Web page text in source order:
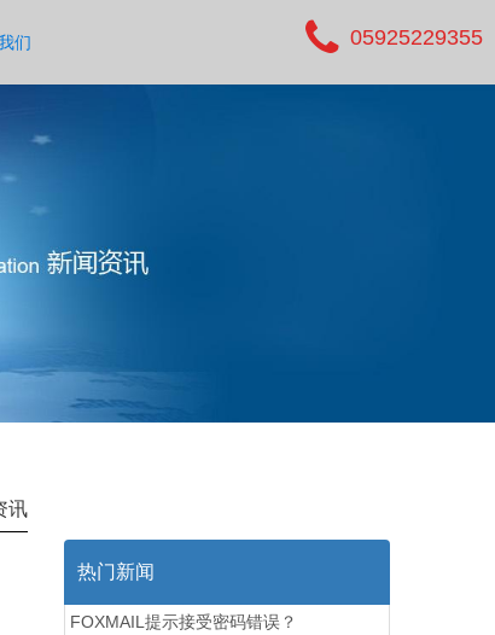
们 05925229355
讯
热门新闻
FOXMAIL提示接受密码错误？